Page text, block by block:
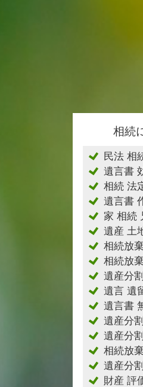
相続
民法 相
遺言書
相続 法
遺言書
家 相続
遺産 土
相続放
相続放
遺産分
遺言 遺
遺言書
遺産分
遺産分
相続放
遺産分
財産 評